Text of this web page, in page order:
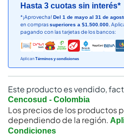
queso
pollo
carne
Hasta 3 cuotas sin interés*
*¡Aprovecha! Del 1 de mayo al 31 de
en comprassuperiores a $1.500.000.
pagando con las tarjetas de los bancos:
Aplican Términos y condiciones
Este producto es vendido,
Cencosud - Colombia
Los precios de los productos
dependiendo de la región.
Condiciones